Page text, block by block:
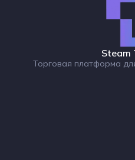
Steam
Торговая платформа